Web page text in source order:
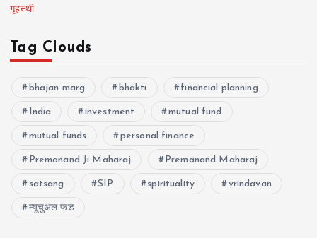
गृहस्थी
Tag Clouds
bhajan marg bhakti financial planning
India investment mutual fund
mutual funds personal finance
Premanand Ji Maharaj Premanand Maharaj
satsang SIP spirituality vrindavan
म्यूचुअल फंड